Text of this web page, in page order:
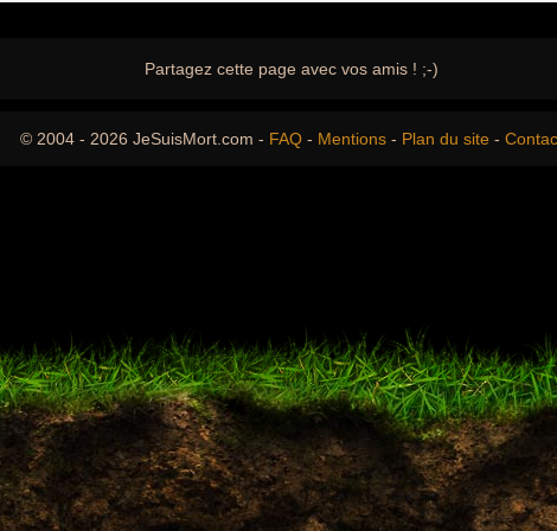
Partagez cette page avec vos amis ! ;-)
© 2004 - 2026 JeSuisMort.com - FAQ - Mentions - Plan du site -